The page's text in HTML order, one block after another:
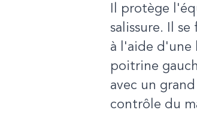
Il protège
salissure. Il
à l'aide d'une
poitrine
avec un
contrôle du